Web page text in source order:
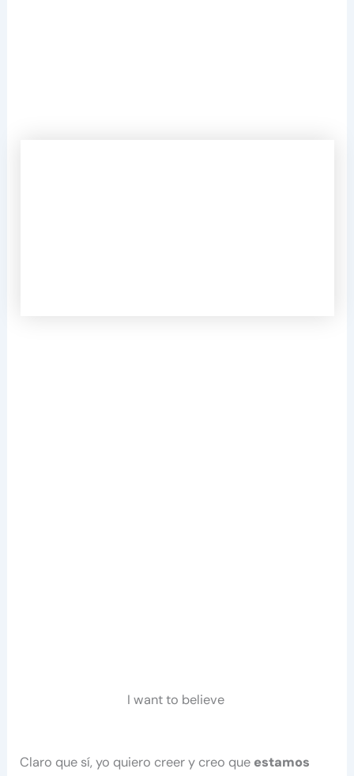
I want to believe
Claro que sí, yo quiero creer y creo que estamos